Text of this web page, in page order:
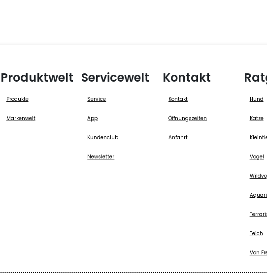
Produktwelt
Produkte
Markenwelt
Servicewelt
Service
App
Kundenclub
Newsletter
Kontakt
Kontakt
Öffnungszeiten
Anfahrt
Hund
Katze
Vogel
Teich
Von